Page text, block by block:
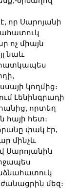
որ Սարոյանի
ոչ միայն
նաև
կողմից։
Լենինգրադի
որտեղ
հայի հետ։
փակ էր,
մինչև
Սարոյանին
մեզ։